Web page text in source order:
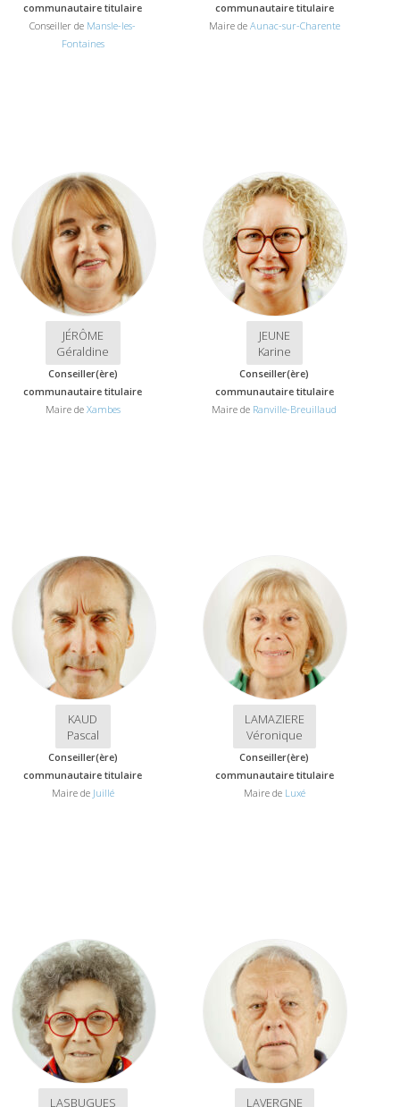
communautaire titulaire
Conseiller de Mansle-les-
Fontaines
communautaire titulaire
Maire de Aunac-sur-Charente
JÉRÔME
Géraldine
Conseiller(ère)
communautaire titulaire
Maire de Xambes
JEUNE
Karine
Conseiller(ère)
communautaire titulaire
Maire de Ranville-Breuillaud
KAUD
Pascal
Conseiller(ère)
communautaire titulaire
Maire de Juillé
LAMAZIERE
Véronique
Conseiller(ère)
communautaire titulaire
Maire de Luxé
LASBUGUES LAVERGNE